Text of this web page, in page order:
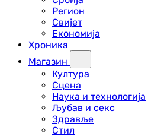
Регион
Свијет
Економија
Хроника
Магазин
Култура
Сцена
Наука и технологија
Љубав и секс
Здравље
Стил